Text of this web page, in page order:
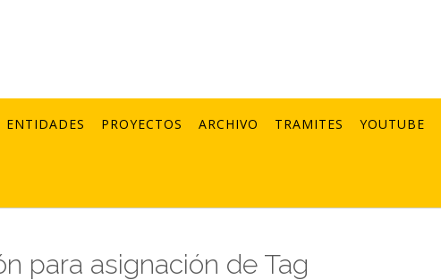
ENTIDADES PROYECTOS ARCHIVO TRAMITES YOUTUBE
para asignación de Tag